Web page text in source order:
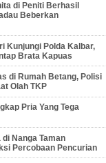
di Peniti Berhasil
Beberkan
Kunjungi Polda Kalbar,
Brata Kapuas
di Rumah Betang, Polisi
Olah TKP
Pria Yang Tega
Nanga Taman
Percobaan Pencurian